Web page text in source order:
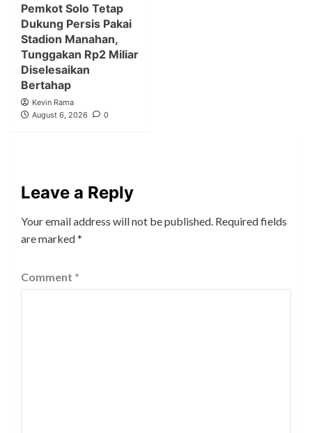
Pemkot Solo Tetap
Dukung Persis Pakai
Stadion Manahan,
Tunggakan Rp2 Miliar
Diselesaikan
Bertahap
Kevin Rama
August 6, 2026
0
Leave a Reply
Your email address will not be published. Required fields
are marked*
Comment *